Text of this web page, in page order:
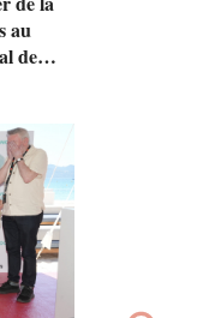
au
de